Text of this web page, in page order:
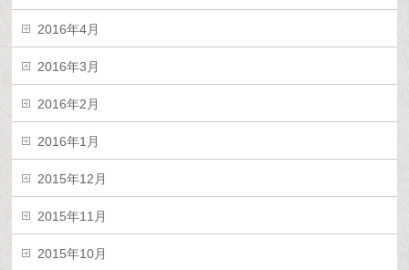
2016年4月
2016年3月
2016年2月
2016年1月
2015年12月
2015年11月
2015年10月